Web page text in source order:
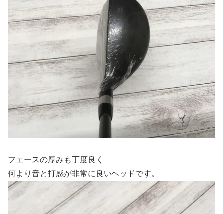
フェースの厚みも丁度良く
何より音と打感が非常に良いヘッドです。